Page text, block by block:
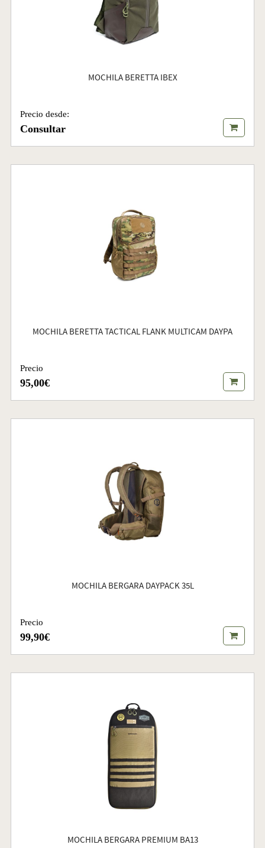
MOCHILA BERETTA IBEX
Precio desde:
Consultar
MOCHILA BERETTA TACTICAL FLANK MULTICAM DAYPA
Precio
95,00€
MOCHILA BERGARA DAYPACK 35L
Precio
99,90€
MOCHILA BERGARA PREMIUM BA13